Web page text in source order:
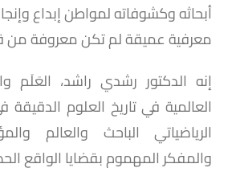
أبحاثه وكشوفاته لمواطن إبداع
معرفية عميقة لم تكن معروفة من
إنه الدكتور رشدي راشد، العَلَم
العالمية في تاريخ العلوم
الرياضياتي الباحث والعالم
والمفكر المهموم بقضايا الواقع